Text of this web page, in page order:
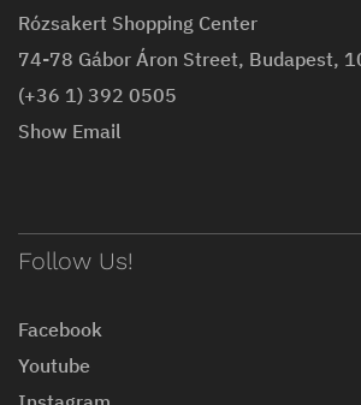
Rózsakert Shopping Center
74-78 Gábor Áron Street, Budapest,
(+36 1) 392 0505
Show Email
Follow Us!
Facebook
Youtube